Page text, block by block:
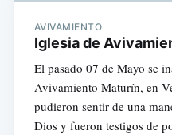
AVIVAMIENTO
Iglesia de
El pasado 07 de Mayo se
Avivamiento Maturín, en
pudieron sentir de una
Dios y fueron testigos de